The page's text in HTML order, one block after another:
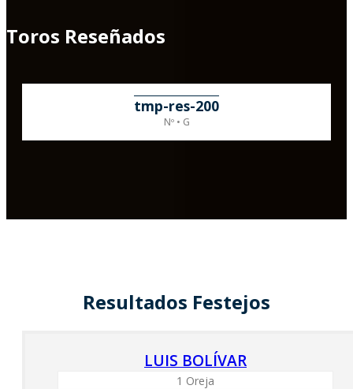
Toros Reseñados
tmp-res-200
Nº • G
Resultados Festejos
LUIS BOLÍVAR
1 Oreja